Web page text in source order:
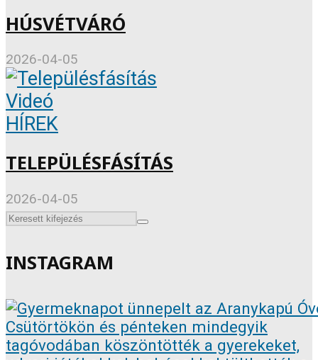
HÚSVÉTVÁRÓ
2026-04-05
Videó
HÍREK
TELEPÜLÉSFÁSÍTÁS
2026-04-05
INSTAGRAM